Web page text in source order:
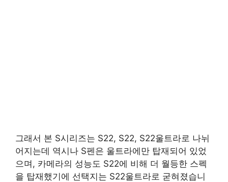
그래서 본 S시리즈는 S22, S22, S22울트라로 나뉘
어지는데 역시나 S펜은 울트라에만 탑재되어 있었
으며, 카메라의 성능도 S22에 비해 더 월등한 스펙
을 탑재했기에 선택지는 S22울트라로 굳혀졌습니